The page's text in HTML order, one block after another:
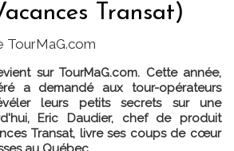
Transat)
TourMaG.com
sur TourMaG.com. Cette année,
a demandé aux tour-opérateurs
leurs petits secrets sur une
Eric Daudier, chef de produit
Transat, livre ses coups de cœur